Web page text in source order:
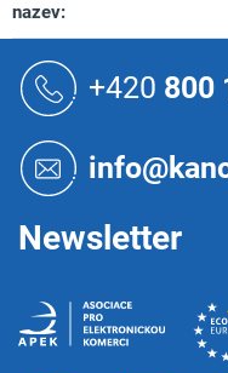
nazev:
+420 800
Newsletter